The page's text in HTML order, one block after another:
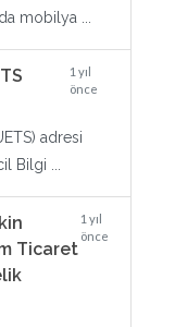
mobilya ...
1 yıl
önce
adresi
Bilgi ...
Ticaret
1 yıl
önce